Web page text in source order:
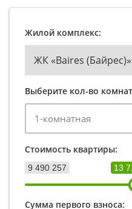
Жилой комплекс:
ЖК «Baires (Байрес)»
Выберите кол-во
Стоимость квартиры:
9 490 257 13
Сумма первого взноса: